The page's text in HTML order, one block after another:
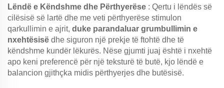
Lëndë e Këndshme dhe Përthyerëse : Qertu i lëndës së
cilësisë së lartë dhe me veti përthyerëse stimulon
qarkullimin e ajrit, duke parandaluar grumbullimin e
nxehtësisë dhe siguron një prekje të ftohtë dhe të
këndshme kundër lëkurës. Nëse gjumti juaj është i nxehtë
apo keni preferencë për një teksturë të butë, kjo lëndë e
balancion gjithçka midis përthyerjes dhe butësisë.